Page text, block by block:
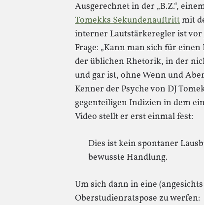
Ausgerechnet in der „B.Z.“,
Tomekks Sekundenauftrittmit
interner Lautstärkeregler ist vor
Frage: „Kann man sich für
der üblichen Rhetorik, in der
und gar ist, ohne Wenn und
Kenner der Psyche von DJ
gegenteiligen Indizien in dem
Video stellt er erst einmal fest:
Dies ist kein spontaner
bewusste Handlung.
Um sich dann in eine
Oberstudienratspose zu werfen: